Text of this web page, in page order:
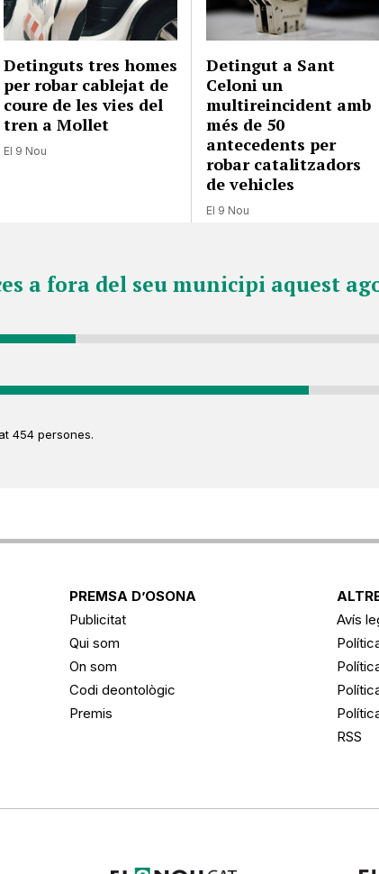
Detinguts tres homes
per robar cablejat de
coure de les vies del
tren a Mollet
El 9 Nou
Detingut a Sant
Celoni un
multireincident amb
més de 50
antecedents per
robar catalitzadors
de vehicles
El 9 Nou
a fora del seu municipi aquest
454 persones.
PREMSA D’OSONA
Publicitat
Qui som
On som
Codi deontològic
Premis
Avís
RSS